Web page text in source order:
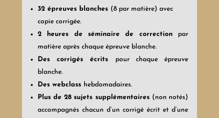
32 épreuves blanches (8 par matière) avec
copie corrigée.
2 heures de séminaire de correction par
matière après chaque épreuve blanche.
Des corrigés écrits pour chaque épreuve
blanche.
Des webclass hebdomadaires.
Plus de 28 sujets supplémentaires (non notés)
accompagnés chacun d’un corrigé écrit et d’une